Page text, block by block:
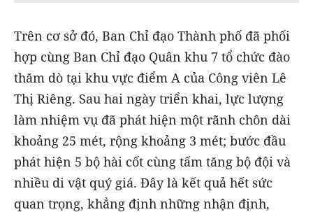
Trên cơ sở đó, Ban Chỉ đạo Thành phố đã phối
hợp cùng Ban Chỉ đạo Quân khu 7 tổ chức đào
thăm dò tại khu vực điểm A của Công viên Lê
Thị Riêng. Sau hai ngày triển khai, lực lượng
làm nhiệm vụ đã phát hiện một rãnh chôn dài
khoảng 25 mét, rộng khoảng 3 mét; bước đầu
phát hiện 5 bộ hài cốt cùng tấm tăng bộ đội và
nhiều di vật quý giá. Đây là kết quả hết sức
quan trọng, khẳng định những nhận định,